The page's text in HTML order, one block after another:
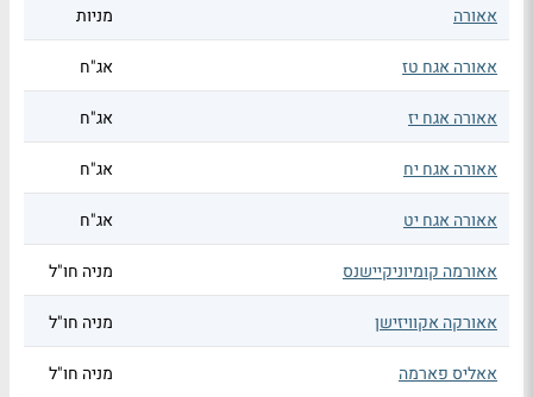
אאורה מניות
אאורה אגח טז אג"ח
אאורה אגח יז אג"ח
אאורה אגח יח אג"ח
אאורה אגח יט אג"ח
אאורמה קומיוניקיישנס מניה חו"ל
אאורקה אקוויזישן מניה חו"ל
אאליס פארמה מניה חו"ל